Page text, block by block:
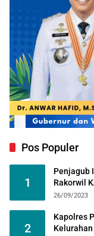
Pos Populer
1
Penjagub
Rakorwil
26/09/2023
2
Kapolres